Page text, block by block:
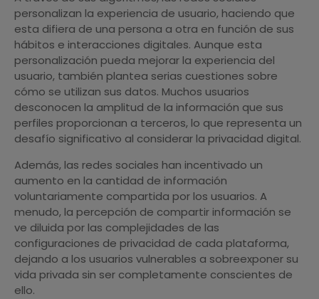
personalizan la experiencia de usuario, haciendo que
esta difiera de una persona a otra en función de sus
hábitos e interacciones digitales. Aunque esta
personalización pueda mejorar la experiencia del
usuario, también plantea serias cuestiones sobre
cómo se utilizan sus datos. Muchos usuarios
desconocen la amplitud de la información que sus
perfiles proporcionan a terceros, lo que representa un
desafío significativo al considerar la privacidad digital.
Además, las redes sociales han incentivado un
aumento en la cantidad de información
voluntariamente compartida por los usuarios. A
menudo, la percepción de compartir información se
ve diluida por las complejidades de las
configuraciones de privacidad de cada plataforma,
dejando a los usuarios vulnerables a sobreexponer su
vida privada sin ser completamente conscientes de
ello.